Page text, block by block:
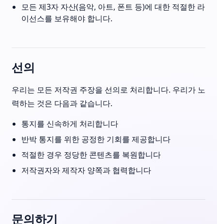
모든 제3자 자산(음악, 아트, 폰트 등)에 대한 적절한 라
이선스를 보유해야 합니다.
선의
우리는 모든 저작권 주장을 선의로 처리합니다. 우리가 노
력하는 것은 다음과 같습니다.
통지를 신속하게 처리합니다
반박 통지를 위한 공정한 기회를 제공합니다
적절한 경우 정당한 콘텐츠를 복원합니다
저작권자와 제작자 양쪽과 협력합니다
문의하기